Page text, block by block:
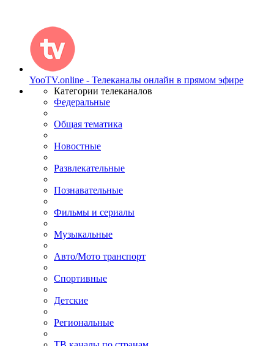
YooTV.online - Телеканалы онлайн в прямом эфире
Категории телеканалов
Федеральные
Общая тематика
Новостные
Развлекательные
Познавательные
Фильмы и сериалы
Музыкальные
Авто/Мото транспорт
Спортивные
Детские
Региональные